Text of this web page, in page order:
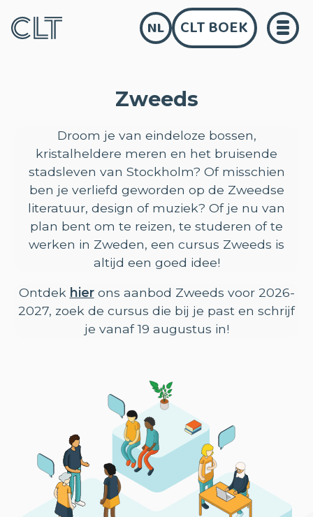
NL CLT BOEK
Zweeds
Droom je van eindeloze bossen,
kristalheldere meren en het bruisende
stadsleven van Stockholm? Of misschien
ben je verliefd geworden op de Zweedse
literatuur, design of muziek? Of je nu van
plan bent om te reizen, te studeren of te
werken in Zweden, een cursus Zweeds is
altijd een goed idee!
Ontdek hierons aanbod Zweeds voor 2026-
2027, zoek de cursus die bij je past en schrijf
je vanaf 19 augustus in!